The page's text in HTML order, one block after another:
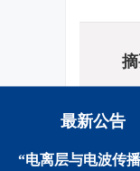
最新公告
“电离层与电波传
摘要: 为
提出了数